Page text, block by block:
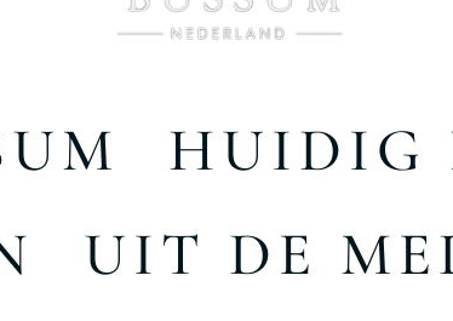
HUIDIG
UIT DE